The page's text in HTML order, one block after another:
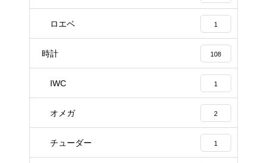
ロエベ 1
時計 108
IWC 1
オメガ 2
チューダー 1